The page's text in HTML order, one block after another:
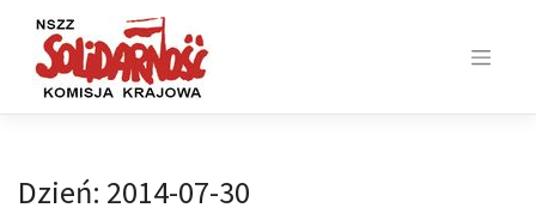
content
Dzień: 2014-07-30